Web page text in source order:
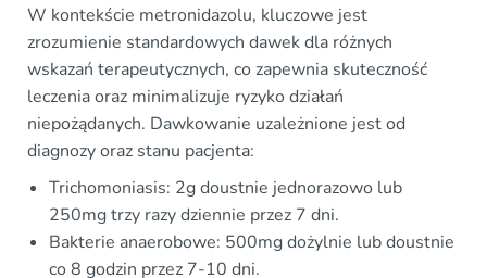
W kontekście metronidazolu, kluczowe jest
zrozumienie standardowych dawek dla różnych
wskazań terapeutycznych, co zapewnia skuteczność
leczenia oraz minimalizuje ryzyko działań
niepożądanych. Dawkowanie uzależnione jest od
diagnozy oraz stanu pacjenta:
Trichomoniasis: 2g doustnie jednorazowo lub
250mg trzy razy dziennie przez 7 dni.
Bakterie anaerobowe: 500mg dożylnie lub doustnie
co 8 godzin przez 7-10 dni.